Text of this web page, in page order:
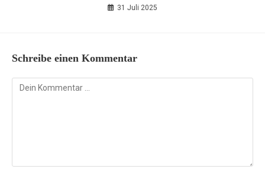
31 Juli 2025
Schreibe einen Kommentar